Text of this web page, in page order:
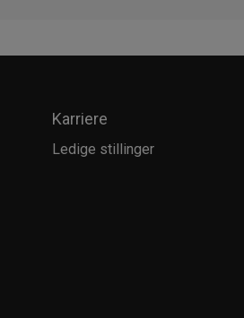
Karriere
Ledige stillinger